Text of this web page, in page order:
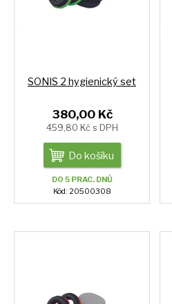
SONIS 2 hygienický set
380,00 Kč
459,80 Kč s DPH
Do košíku
DO 5 PRAC. DNŮ
Kód: 20500308